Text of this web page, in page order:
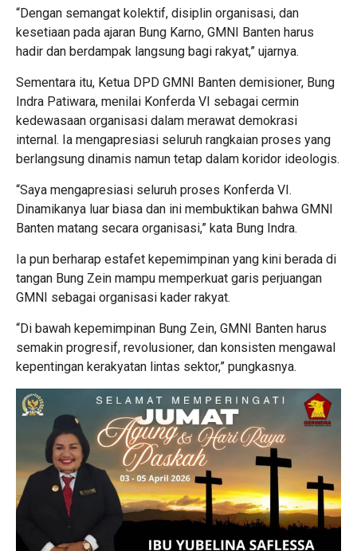
“Dengan semangat kolektif, disiplin organisasi, dan
kesetiaan pada ajaran Bung Karno, GMNI Banten harus
hadir dan berdampak langsung bagi rakyat,” ujarnya.
Sementara itu, Ketua DPD GMNI Banten demisioner, Bung
Indra Patiwara, menilai Konferda VI sebagai cermin
kedewasaan organisasi dalam merawat demokrasi
internal. Ia mengapresiasi seluruh rangkaian proses yang
berlangsung dinamis namun tetap dalam koridor ideologis.
“Saya mengapresiasi seluruh proses Konferda VI.
Dinamikanya luar biasa dan ini membuktikan bahwa GMNI
Banten matang secara organisasi,” kata Bung Indra.
Ia pun berharap estafet kepemimpinan yang kini berada di
tangan Bung Zein mampu memperkuat garis perjuangan
GMNI sebagai organisasi kader rakyat.
“Di bawah kepemimpinan Bung Zein, GMNI Banten harus
semakin progresif, revolusioner, dan konsisten mengawal
kepentingan kerakyatan lintas sektor,” pungkasnya.